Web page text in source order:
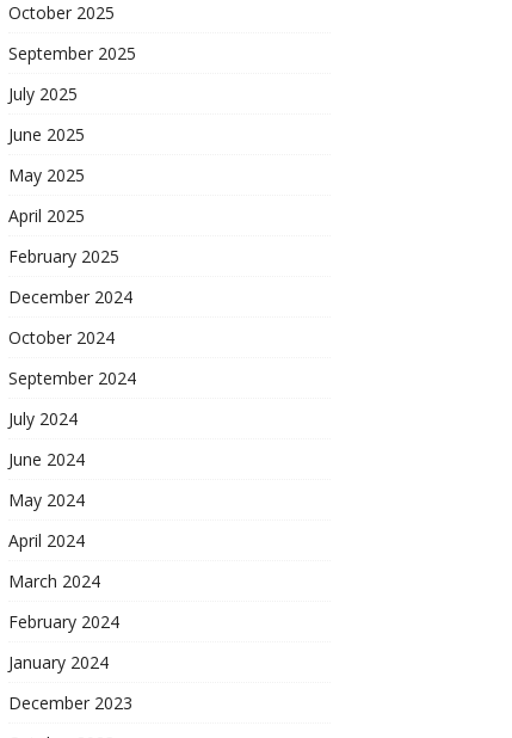
October 2025
September 2025
July 2025
June 2025
May 2025
April 2025
February 2025
December 2024
October 2024
September 2024
July 2024
June 2024
May 2024
April 2024
March 2024
February 2024
January 2024
December 2023